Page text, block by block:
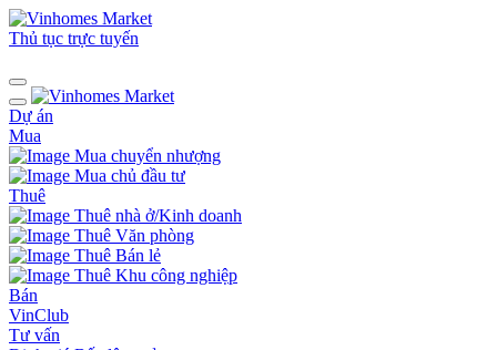
Thủ tục trực tuyến
Dự án
Mua
Mua chuyển nhượng
Mua chủ đầu tư
Thuê
Thuê nhà ở/Kinh doanh
Thuê Văn phòng
Thuê Bán lẻ
Thuê Khu công nghiệp
Bán
VinClub
Tư vấn